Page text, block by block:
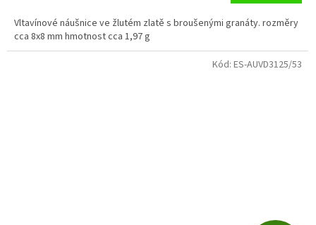
A
Vltavínové náušnice ve žlutém zlatě s broušenými granáty. rozměry
cca 8x8 mm hmotnost cca 1,97 g
Kód: ES-AUVD3125/53